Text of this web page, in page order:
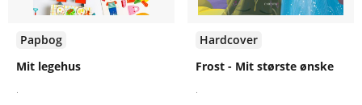
Papbog
Mit legehus
.
Hardcover
Frost - Mit største ønske
.